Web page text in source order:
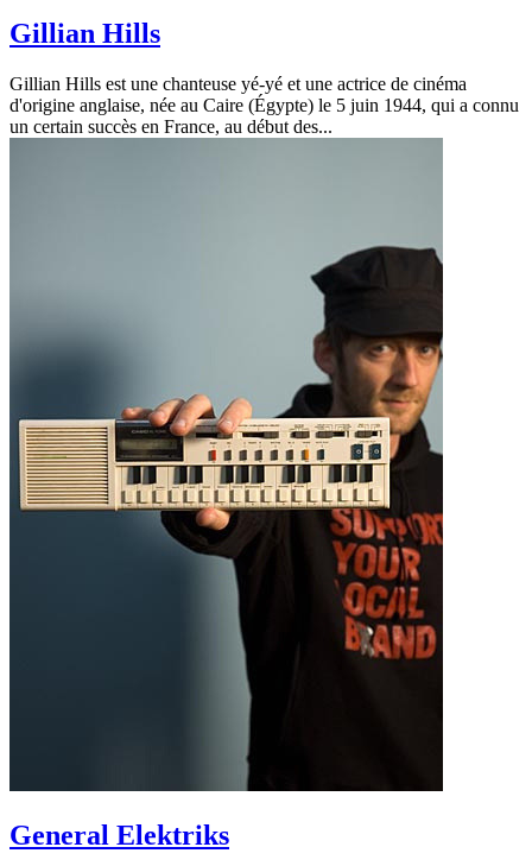
Gillian Hills
Gillian Hills est une chanteuse yé-yé et une actrice de cinéma
d'origine anglaise, née au Caire (Égypte) le 5 juin 1944, qui a connu
un certain succès en France, au début des...
General Elektriks